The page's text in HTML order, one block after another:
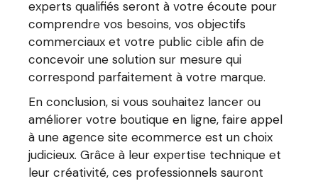
experts qualifiés seront à votre écoute pour
comprendre vos besoins, vos objectifs
commerciaux et votre public cible afin de
concevoir une solution sur mesure qui
correspond parfaitement à votre marque.
En conclusion, si vous souhaitez lancer ou
améliorer votre boutique en ligne, faire appel
à une agence site ecommerce est un choix
judicieux. Grâce à leur expertise technique et
leur créativité, ces professionnels sauront